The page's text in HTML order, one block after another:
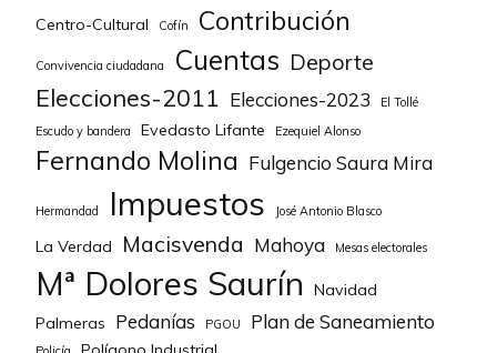
Centro-Cultural Cofín Contribución
Convivencia ciudadana Cuentas Deporte
Elecciones-2011 Elecciones-2023
El Tollé
Escudo y bandera
Evedasto Lifante Ezequiel Alonso
Fernando Molina Fulgencio Saura Mira
Hermandad Impuestos José Antonio Blasco
La Verdad Macisvenda Mahoya Mesas electorales
Mª Dolores Saurín
Navidad
Palmeras
Pedanías PGOU Plan de Saneamiento